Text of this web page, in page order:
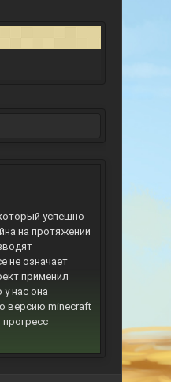
успешно
на протяжении
не означает
применил
нас она
версию minecraft